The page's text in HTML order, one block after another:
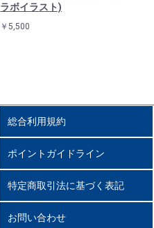
ラボイラスト)
￥5,500
総合利用規約
ポイントガイドライン
特定商取引法に基づく表記
お問い合わせ